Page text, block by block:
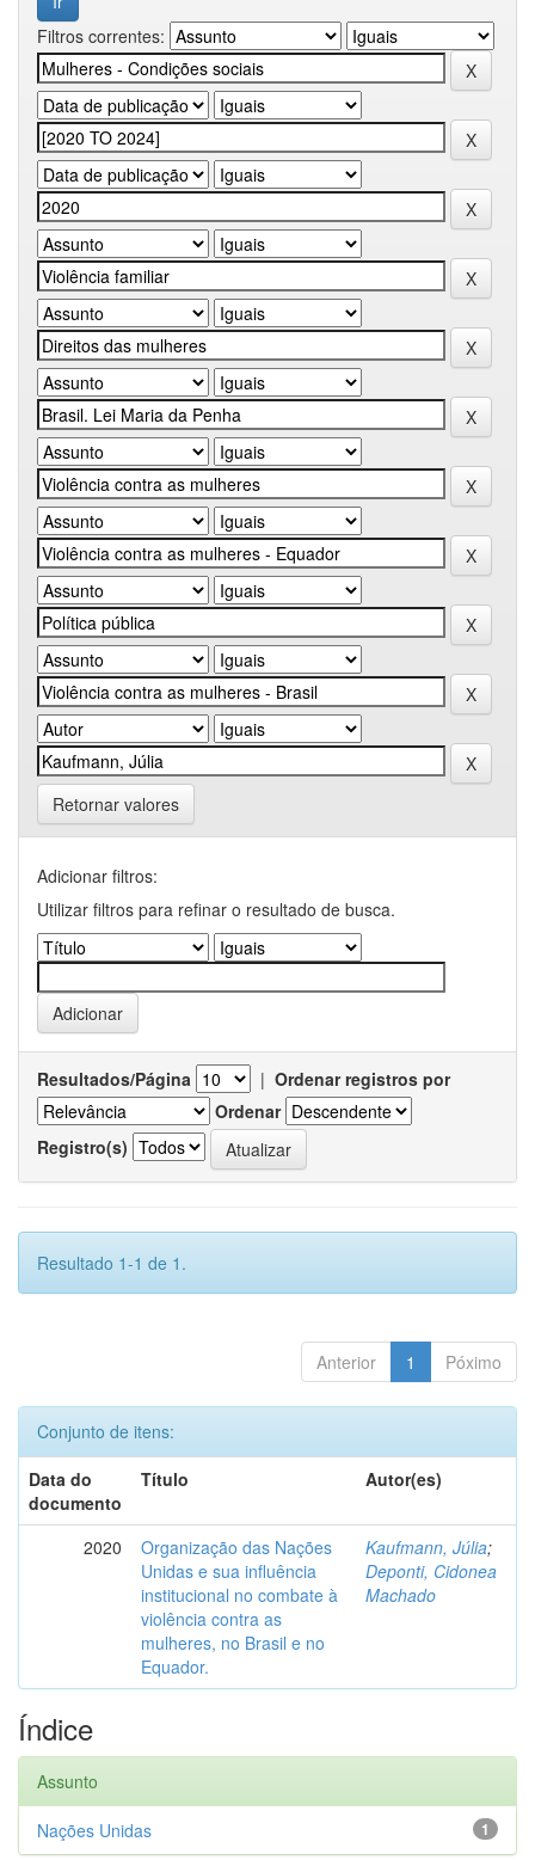
Filtros correntes:
Retornar valores
Adicionar filtros:
Utilizar filtros para refinar o resultado de busca.
Resultados/Página | Ordenar registros por
Ordenar
Registro(s)
Resultado 1-1 de 1.
Anterior 1 Póximo
Conjunto de itens:
Data do
documento
Título Autor(es)
2020
Organização das Nações
Unidas e sua influência
institucional no combate à
violência contra as
mulheres, no Brasil e no
Equador.
Kaufmann, Júlia;
Deponti, Cidonea
Machado
Índice
Assunto
1
Nações Unidas